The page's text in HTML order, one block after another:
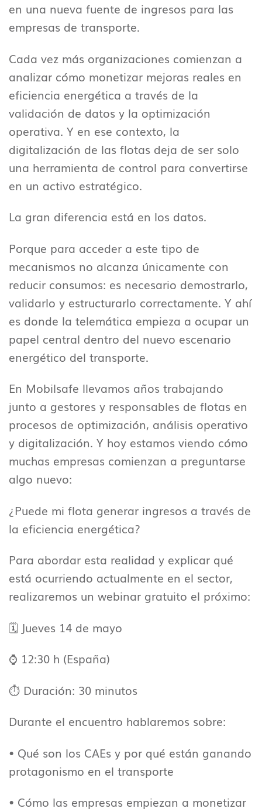
en una nueva fuente de ingresos para las
empresas de transporte.
Cada vez más organizaciones comienzan a
analizar cómo monetizar mejoras reales en
eficiencia energética a través de la
validación de datos y la optimización
operativa. Y en ese contexto, la
digitalización de las flotas deja de ser solo
una herramienta de control para convertirse
en un activo estratégico.
La gran diferencia está en los datos.
Porque para acceder a este tipo de
mecanismos no alcanza únicamente con
reducir consumos: es necesario demostrarlo,
validarlo y estructurarlo correctamente. Y ahí
es donde la telemática empieza a ocupar un
papel central dentro del nuevo escenario
energético del transporte.
En Mobilsafe llevamos años trabajando
junto a gestores y responsables de flotas en
procesos de optimización, análisis operativo
y digitalización. Y hoy estamos viendo cómo
muchas empresas comienzan a preguntarse
algo nuevo:
¿Puede mi flota generar ingresos a través de
la eficiencia energética?
Para abordar esta realidad y explicar qué
está ocurriendo actualmente en el sector,
realizaremos un webinar gratuito el próximo:
🗓️ Jueves 14 de mayo
⌚ 12:30 h (España)
⏱️ Duración: 30 minutos
Durante el encuentro hablaremos sobre:
• Qué son los CAEs y por qué están ganando
protagonismo en el transporte
• Cómo las empresas empiezan a monetizar